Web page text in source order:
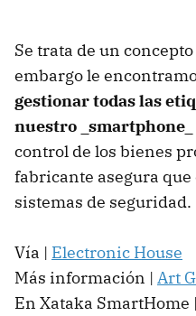
Se trata de un
embargo le
gestionar todas las
nuestro _smartphone_
control de los bienes
fabricante asegura
sistemas de seguridad.
Vía | Electronic House
Más información | Art
En Xataka SmartHome |